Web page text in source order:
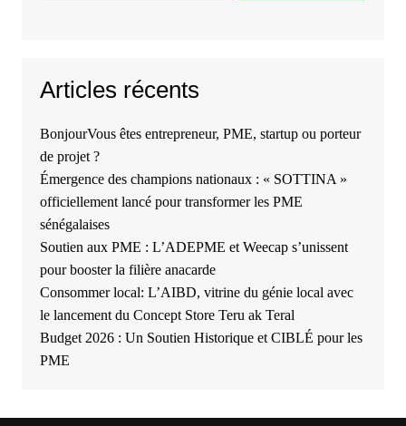
Articles récents
BonjourVous êtes entrepreneur, PME, startup ou porteur
de projet ?
Émergence des champions nationaux : « SOTTINA »
officiellement lancé pour transformer les PME
sénégalaises
Soutien aux PME : L’ADEPME et Weecap s’unissent
pour booster la filière anacarde
Consommer local: L’AIBD, vitrine du génie local avec
le lancement du Concept Store Teru ak Teral
Budget 2026 : Un Soutien Historique et CIBLÉ pour les
PME